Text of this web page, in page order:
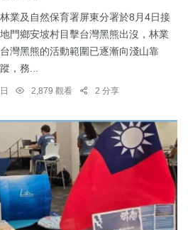
業及自然保育署屏東分署於8月4日接
門鄉安坡村目擊台灣黑熊出沒，林業
灣黑熊的活動範圍已逐漸向淺山靠
，務...
2,879 觀看 2 分享